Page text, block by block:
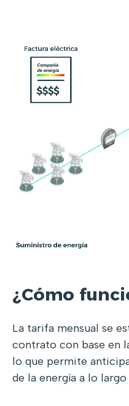
¿Cómo
La tarifa mensual se
contrato con base en
lo que permite
de la energía a lo